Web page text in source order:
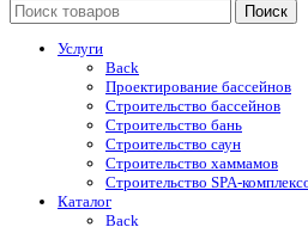
Поиск
Услуги
Back
Проектирование бассейнов
Строительство бассейнов
Строительство бань
Строительство саун
Строительство хаммамов
Строительство SPA-
Каталог
Back